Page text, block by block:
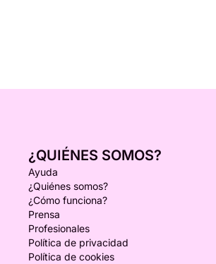
¿QUIÉNES SOMOS?
Ayuda
¿Quiénes somos?
¿Cómo funciona?
Prensa
Profesionales
Política de privacidad
Política de cookies